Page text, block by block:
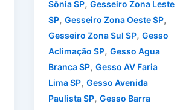
Sônia SP,Gesseiro Zona Leste
SP,Gesseiro Zona Oeste SP,
Gesseiro Zona Sul SP,Gesso
Aclimação SP,Gesso Agua
Branca SP,Gesso AV Faria
Lima SP,Gesso Avenida
Paulista SP,Gesso Barra